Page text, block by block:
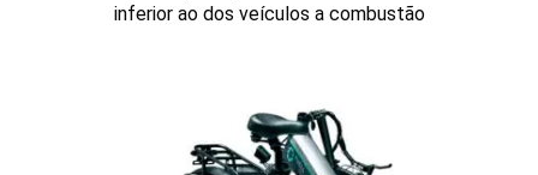
inferior ao dos veículos a combustão